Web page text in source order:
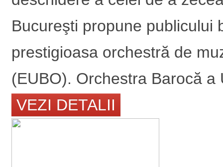
Bucureşti propune publicului
prestigioasa orchestră de
(EUBO). Orchestra Barocă
VEZI DETALII